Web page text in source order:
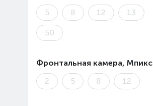
5
8 12 13
50
Фронтальная камера, Мпикс
2
5 8 12